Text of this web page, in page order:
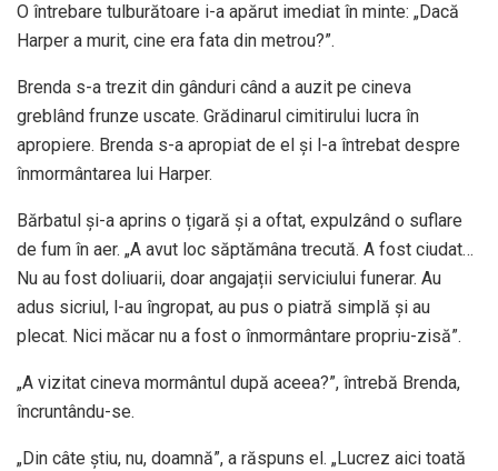
O întrebare tulburătoare i-a apărut imediat în minte: „Dacă
Harper a murit, cine era fata din metrou?”.
Brenda s-a trezit din gânduri când a auzit pe cineva
greblând frunze uscate. Grădinarul cimitirului lucra în
apropiere. Brenda s-a apropiat de el și l-a întrebat despre
înmormântarea lui Harper.
Bărbatul și-a aprins o țigară și a oftat, expulzând o suflare
de fum în aer. „A avut loc săptămâna trecută. A fost ciudat…
Nu au fost doliuarii, doar angajații serviciului funerar. Au
adus sicriul, l-au îngropat, au pus o piatră simplă și au
plecat. Nici măcar nu a fost o înmormântare propriu-zisă”.
„A vizitat cineva mormântul după aceea?”, întrebă Brenda,
încruntându-se.
„Din câte știu, nu, doamnă”, a răspuns el. „Lucrez aici toată